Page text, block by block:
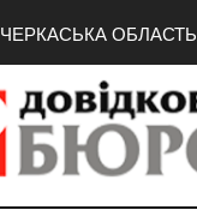
ЧЕРКАСЬКА ОБЛАСТЬ